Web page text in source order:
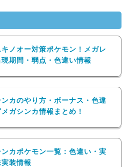
キノオー対策ポケモン！メガレ
現期間・弱点・色違い情報
ンカのやり方・ボーナス・色違
ガシンカ情報まとめ！
ンカポケモン一覧：色違い・実
装情報